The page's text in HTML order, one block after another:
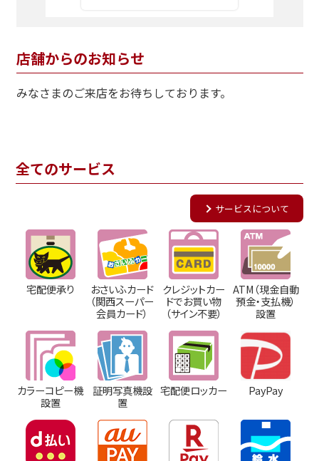
店舗からのお知らせ
みなさまのご来店をお待ちしております。
全てのサービス
サービスについて
宅配便承り
おさいふカード
（関西スーパー
会員カード）
クレジットカー
ドでお買い物
（サイン不要）
ATM（現金自動
預金・支払機）
設置
カラーコピー機
設置
証明写真機設
置
宅配便ロッカー PayPay